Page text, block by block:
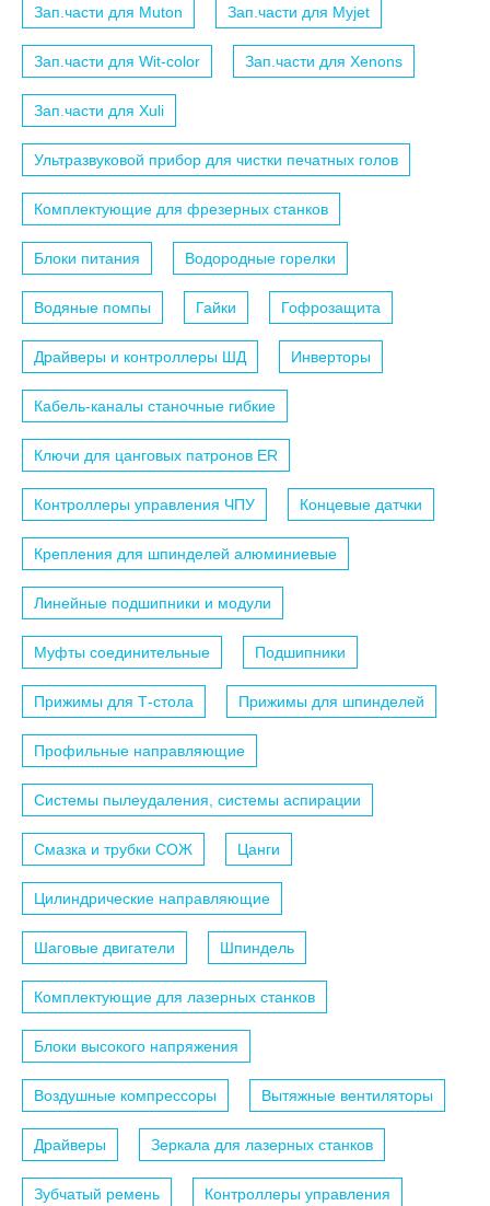
Зап.части для Muton Зап.части для Myjet
Зап.части для Wit-color Зап.части для Xenons
Зап.части для Xuli
Ультразвуковой прибор для чистки печатных голов
Комплектующие для фрезерных станков
Блоки питания Водородные горелки
Водяные помпы Гайки Гофрозащита
Драйверы и контроллеры ШД Инверторы
Кабель-каналы станочные гибкие
Ключи для цанговых патронов ER
Контроллеры управления ЧПУ Концевые датчки
Крепления для шпинделей алюминиевые
Линейные подшипники и модули
Муфты соединительные Подшипники
Прижимы для Т-стола Прижимы для шпинделей
Профильные направляющие
Системы пылеудаления, системы аспирации
Смазка и трубки СОЖ Цанги
Цилиндрические направляющие
Шаговые двигатели Шпиндель
Комплектующие для лазерных станков
Блоки высокого напряжения
Воздушные компрессоры Вытяжные вентиляторы
Драйверы Зеркала для лазерных станков
Зубчатый ремень Контроллеры управления